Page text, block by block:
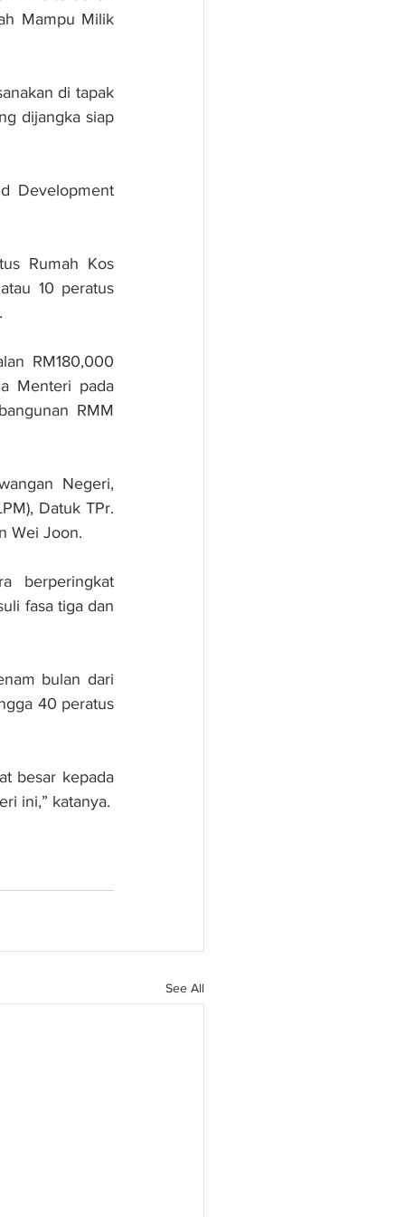
Mampu Milik
di tapak
dijangka siap
Development
Rumah Kos
10 peratus
RM180,000
Menteri pada
RMM
Negeri,
Datuk TPr.
Wei Joon.
berperingkat
fasa tiga dan
bulan dari
40 peratus
besar kepada
ini,” katanya.
See All